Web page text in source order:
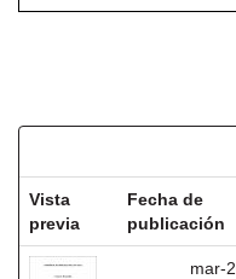
Vista
previa
Fecha de
publicación
mar-